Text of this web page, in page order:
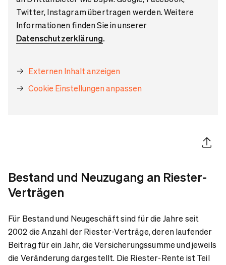
Twitter, Instagram übertragen werden. Weitere
Informationen finden Sie in unserer
Datenschutzerklärung.
Externen Inhalt anzeigen
Cookie Einstellungen anpassen
Artikel
Bestand und Neuzugang an Riester-
Verträgen
Für Bestand und Neugeschäft sind für die Jahre seit
2002 die Anzahl der Riester-Verträge, deren laufender
Beitrag für ein Jahr, die Versicherungssumme und jeweils
die Veränderung dargestellt. Die Riester-Rente ist Teil